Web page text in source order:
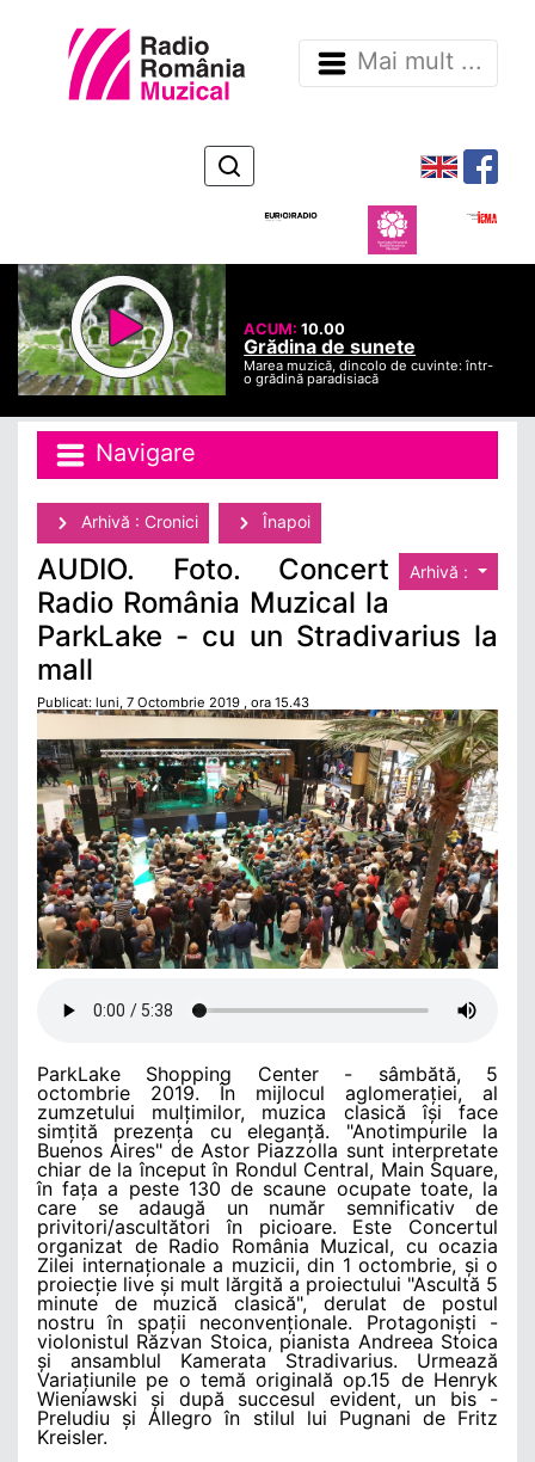
Mai mult ...
ACUM:10.00
Grădina de sunete
Marea muzică, dincolo de cuvinte: într-
o grădină paradisiacă
Navigare
Arhivă : Cronici Înapoi
Arhivă :
AUDIO. Foto. Concert
Radio România Muzical la
ParkLake - cu un Stradivarius la
mall
Publicat: luni, 7 Octombrie 2019 , ora 15.43
ParkLake Shopping Center - sâmbătă, 5
octombrie 2019. În mijlocul aglomerației, al
zumzetului mulțimilor, muzica clasică își face
simțită prezența cu eleganță. "Anotimpurile la
Buenos Aires" de Astor Piazzolla sunt interpretate
chiar de la început în Rondul Central, Main Square,
în fața a peste 130 de scaune ocupate toate, la
care se adaugă un număr semnificativ de
privitori/ascultători în picioare. Este Concertul
organizat de Radio România Muzical, cu ocazia
Zilei internaționale a muzicii, din 1 octombrie, și o
proiecție live și mult lărgită a proiectului "Ascultă 5
minute de muzică clasică", derulat de postul
nostru în spații neconvenționale. Protagoniști -
violonistul Răzvan Stoica, pianista Andreea Stoica
și ansamblul Kamerata Stradivarius. Urmează
Variațiunile pe o temă originală op.15 de Henryk
Wieniawski și după succesul evident, un bis -
Preludiu și Allegro în stilul lui Pugnani de Fritz
Kreisler.